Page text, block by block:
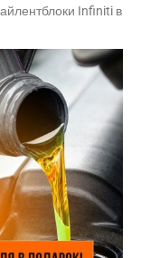
Infiniti в